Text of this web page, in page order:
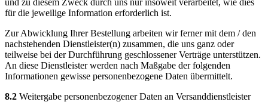
und zu diesem Zweck durch uns nur insoweit verarbeitet, wie dies
für die jeweilige Information erforderlich ist.
Zur Abwicklung Ihrer Bestellung arbeiten wir ferner mit dem / den
nachstehenden Dienstleister(n) zusammen, die uns ganz oder
teilweise bei der Durchführung geschlossener Verträge unterstützen.
An diese Dienstleister werden nach Maßgabe der folgenden
Informationen gewisse personenbezogene Daten übermittelt.
8.2 Weitergabe personenbezogener Daten an Versanddienstleister